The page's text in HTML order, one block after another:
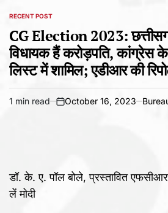
POSTED
RECENT POST
CG Election 2023:
विधायक हैं करोड़पति, कांग्रेस
लिस्ट में शामिल; एडीआर की
Estimated
1 min read
on
October 16, 2023
डॉ. के. ए. पॉल बोले, प्रस्तावित
लें मोदी